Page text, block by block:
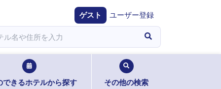
ゲスト ユーザー登録
できるホテルから探す その他の検索